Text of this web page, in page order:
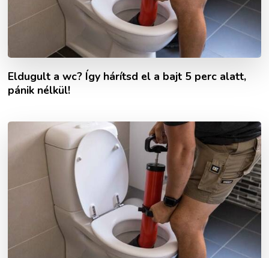
Eldugult a wc? Így hárítsd el a bajt 5 perc alatt,
pánik nélkül!